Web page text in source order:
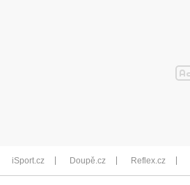
iSport.cz Doupě.cz Reflex.cz